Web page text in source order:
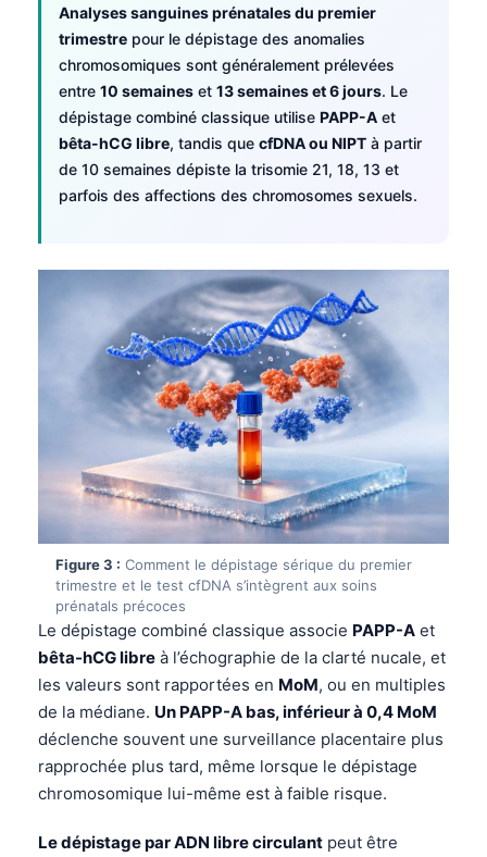
Analyses sanguines prénatales du premier
trimestre pour le dépistage des anomalies
chromosomiques sont généralement prélevées
entre 10 semaines et 13 semaines et 6 jours. Le
dépistage combiné classique utilise PAPP-A et
bêta-hCG libre, tandis que cfDNA ou NIPT à partir
de 10 semaines dépiste la trisomie 21, 18, 13 et
parfois des affections des chromosomes sexuels.
Figure 3 : Comment le dépistage sérique du premier
trimestre et le test cfDNA s’intègrent aux soins
prénatals précoces
Le dépistage combiné classique associe PAPP-A et
bêta-hCG libre à l’échographie de la clarté nucale, et
les valeurs sont rapportées en MoM, ou en multiples
de la médiane. Un PAPP-A bas, inférieur à 0,4 MoM
déclenche souvent une surveillance placentaire plus
rapprochée plus tard, même lorsque le dépistage
chromosomique lui-même est à faible risque.
Le dépistage par ADN libre circulant peut être